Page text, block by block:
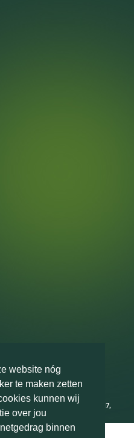
website nóg
te maken zetten
kunnen wij
over jou
binnen
Financieele Dagblad
in 2012, 2015, 2016, 2017,
2022, 2023, 2024 en 2025